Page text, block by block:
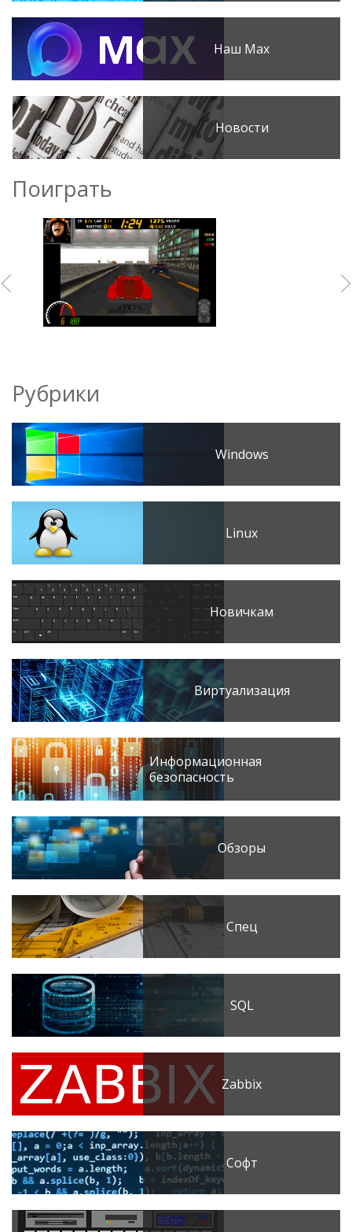
Наш Max
Новости
Поиграть
Рубрики
Windows
Linux
Новичкам
Виртуализация
Информационная
безопасность
Обзоры
Спец
SQL
Zabbix
Софт